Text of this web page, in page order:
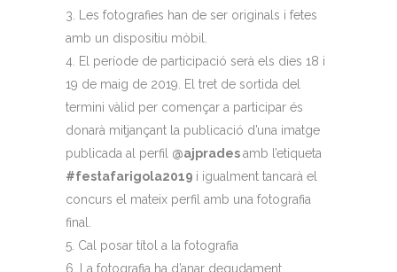
Les fotografies han de ser originals i fetes
amb un dispositiu mòbil.
El període de participació serà els dies 18 i
19 de maig de 2019. El tret de sortida del
termini vàlid per començar a participar és
donarà mitjançant la publicació d’una imatge
publicada al perfil @ajpradesamb l’etiqueta
#festafarigola2019 i igualment tancarà el
concurs el mateix perfil amb una fotografia
final.
Cal posar títol a la fotografia
La fotografia ha d’anar degudament